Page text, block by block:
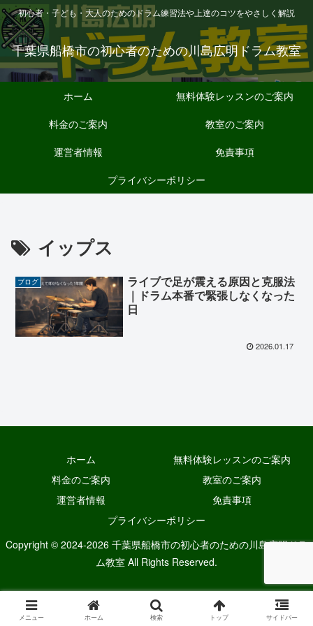
初心者・子ども・大人のためのドラム練習法や上達のコツをやさしく解説
千葉県船橋市の初心者のための川島広明ドラム教室
ホーム
無料体験レッスンのご案内
料金のご案内
教室のご案内
運営者情報
免責事項
プライバシーポリシー
イップス
ブログ
ライブで足が震える原因と克服法
｜ドラム本番で緊張しなくなった
日
2026.01.17
ホーム
無料体験レッスンのご案内
料金のご案内
教室のご案内
運営者情報
免責事項
プライバシーポリシー
Copyright © 2024-2026 千葉県船橋市の初心者のための川島広明ドラ
ム教室 All Rights Reserved.
メニュー ホーム 検索 トップ サイドバー